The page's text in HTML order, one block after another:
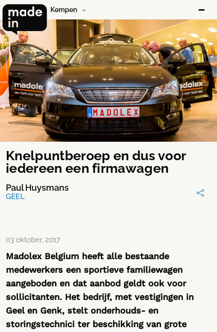
Kempen
Knelpuntberoep en dus voor
iedereen een firmawagen
Paul Huysmans
GEEL
03 oktober, 2017
Madolex Belgium heeft alle bestaande
medewerkers een sportieve familiewagen
aangeboden en dat aanbod geldt ook voor
sollicitanten. Het bedrijf, met vestigingen in
Geel en Genk, stelt onderhouds- en
storingstechnici ter beschikking van grote